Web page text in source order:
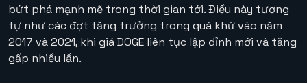
bứt phá mạnh mẽ trong thời gian tới. Điều này tương
tự như các đợt tăng trưởng trong quá khứ vào năm
2017 và 2021, khi giá DOGE liên tục lập đỉnh mới và tăng
gấp nhiều lần.